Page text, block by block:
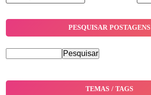
PESQUISAR POSTAGENS
TEMAS / TAGS